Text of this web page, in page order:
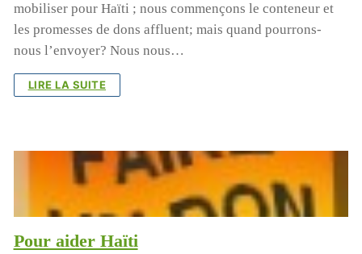
mobiliser pour Haïti ; nous commençons le conteneur et
les promesses de dons affluent; mais quand pourrons-
nous l’envoyer? Nous nous…
LIRE LA SUITE
Pour aider Haïti